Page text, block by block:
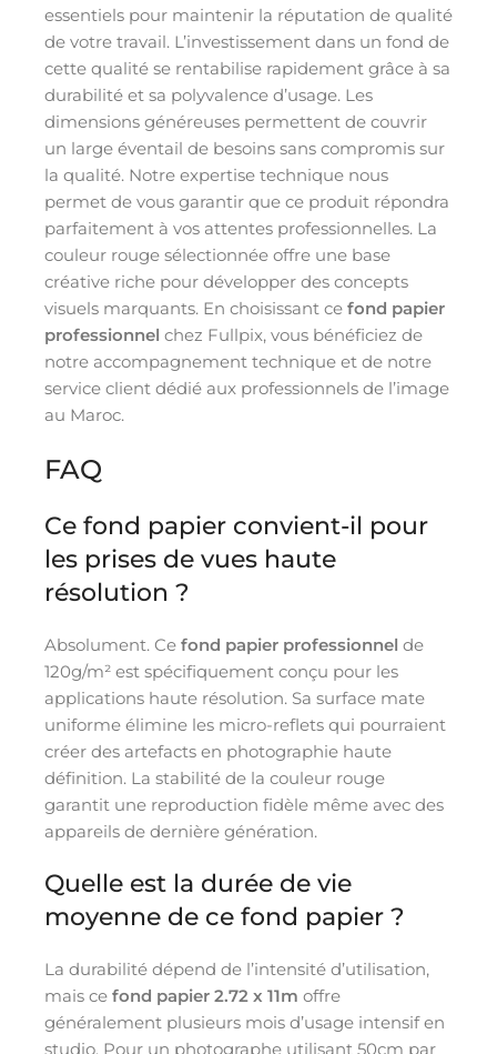
essentiels pour maintenir la réputation de qualité
de votre travail. L’investissement dans un fond de
cette qualité se rentabilise rapidement grâce à sa
durabilité et sa polyvalence d’usage. Les
dimensions généreuses permettent de couvrir
un large éventail de besoins sans compromis sur
la qualité. Notre expertise technique nous
permet de vous garantir que ce produit répondra
parfaitement à vos attentes professionnelles. La
couleur rouge sélectionnée offre une base
créative riche pour développer des concepts
visuels marquants. En choisissant ce fond papier
professionnel chez Fullpix, vous bénéficiez de
notre accompagnement technique et de notre
service client dédié aux professionnels de l’image
au Maroc.
FAQ
Ce fond papier convient-il pour
les prises de vues haute
résolution ?
Absolument. Ce fond papier professionnel de
120g/m² est spécifiquement conçu pour les
applications haute résolution. Sa surface mate
uniforme élimine les micro-reflets qui pourraient
créer des artefacts en photographie haute
définition. La stabilité de la couleur rouge
garantit une reproduction fidèle même avec des
appareils de dernière génération.
Quelle est la durée de vie
moyenne de ce fond papier ?
La durabilité dépend de l’intensité d’utilisation,
mais ce fond papier 2.72 x 11m offre
généralement plusieurs mois d’usage intensif en
studio. Pour un photographe utilisant 50cm par